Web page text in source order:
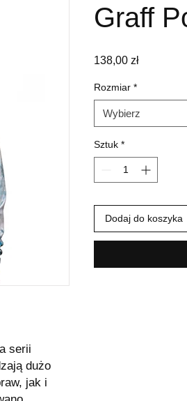
serii
dużo
jak i
Graff
138,00 złCena
Rozmiar *
Wybierz
Sztuk *
Dodaj do koszyka